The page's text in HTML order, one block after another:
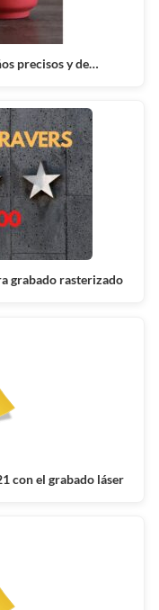
precisos y de…
grabado rasterizado
con el grabado láser